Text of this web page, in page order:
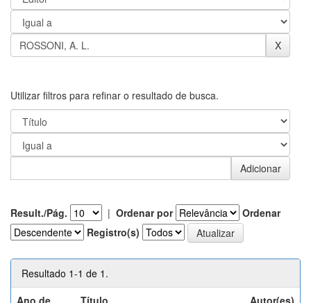
Utilizar filtros para refinar o resultado de busca.
Result./Pág. | Ordenar por
Ordenar
Registro(s)
Resultado 1-1 de 1.
Ano de
Título Autor(es)